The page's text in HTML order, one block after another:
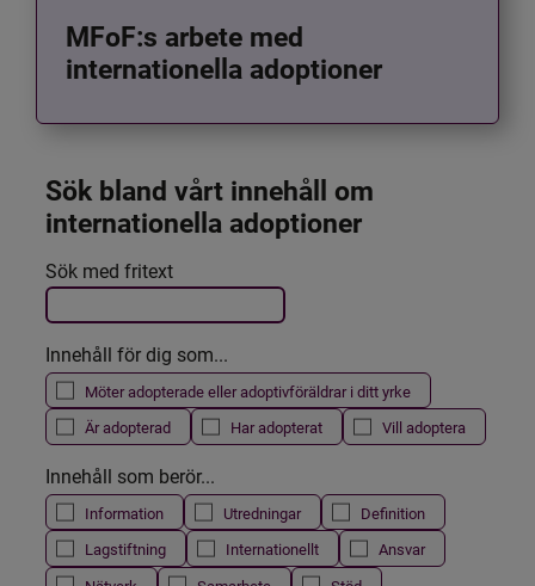
MFoF:s arbete med
internationella adoptioner
Sök bland vårt innehåll om
internationella adoptioner
Filtrera resultatet
Det här formuläret postas automatiskt
Sök med fritext
Innehåll för dig som...
Möter adopterade eller adoptivföräldrar i ditt yrke
Är adopterad
Har adopterat Vill adoptera
Innehåll som berör...
Information Utredningar
Definition
Lagstiftning
Internationellt
Ansvar